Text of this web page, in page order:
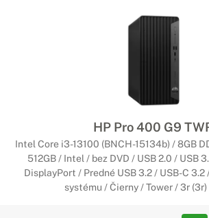
HP Pro 400 G9
Intel Core i3-13100 (BNCH-15134b) / 8GB
512GB / Intel / bez DVD / USB 2.0 / USB
DisplayPort / Predné USB 3.2 / USB-C 3.2
systému / Čierny / Tower / 3r